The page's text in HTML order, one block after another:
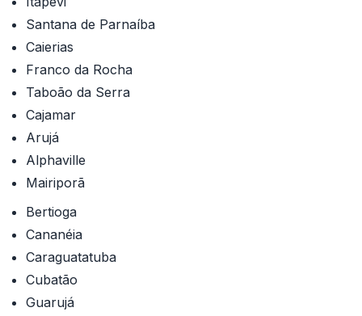
Santana de Parnaíba
Caierias
Franco da Rocha
Taboão da Serra
Cajamar
Arujá
Alphaville
Mairiporã
Bertioga
Cananéia
Caraguatatuba
Cubatão
Guarujá